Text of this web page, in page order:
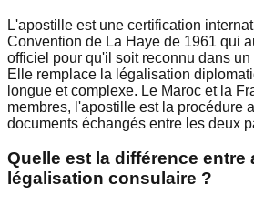
L'apostille est une certification
Convention de La Haye de 1961 qui
officiel pour qu'il soit reconnu dans
Elle remplace la légalisation
longue et complexe. Le Maroc et la
membres, l'apostille est la procédure
documents échangés entre les deux
Quelle est la différence entre
légalisation consulaire ?